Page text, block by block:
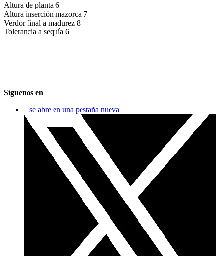
Altura de planta 6
Altura inserción mazorca 7
Verdor final a madurez 8
Tolerancia a sequía 6
Síguenos en
se abre en una pestaña nueva